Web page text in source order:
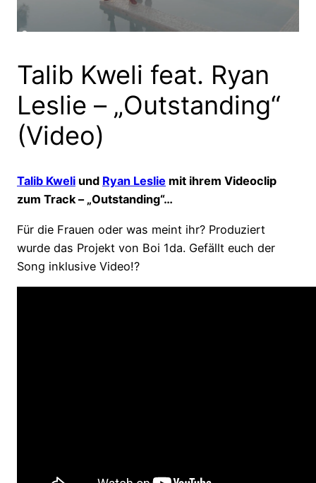
Talib Kweli feat. Ryan
Leslie – „Outstanding“
(Video)
Talib Kweli und Ryan Leslie mit ihrem Videoclip
zum Track – „Outstanding“…
Für die Frauen oder was meint ihr? Produziert
wurde das Projekt von Boi 1da. Gefällt euch der
Song inklusive Video!?